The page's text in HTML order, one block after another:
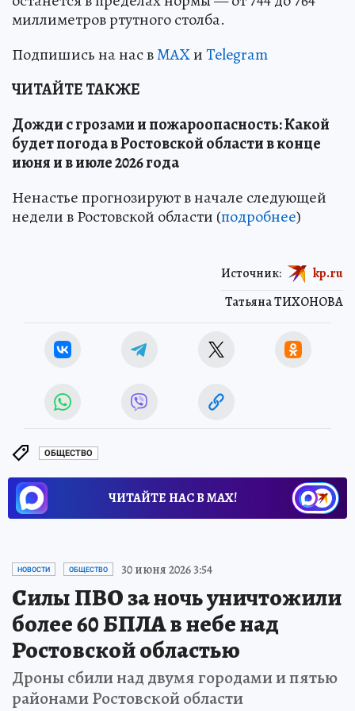
миллиметров ртутного столба.
Подпишись на нас вMAXиTelegram
ЧИТАЙТЕ ТАКЖЕ
Дожди с грозами и пожароопасность: Какой
будет погода в Ростовской области в конце
июня и в июле 2026 года
Ненастье прогнозируют в начале следующей
недели в Ростовской области (подробнее)
Татьяна ТИХОНОВА
Источник: kp.ru
ОБЩЕСТВО
ЧИТАЙТЕ НАС В МАХ!
НОВОСТИ ОБЩЕСТВО 30 июня 2026 3:54
Силы ПВО за ночь уничтожили
более 60 БПЛА в небе над
Ростовской областью
Дроны сбили над двумя городами и пятью
районами Ростовской области